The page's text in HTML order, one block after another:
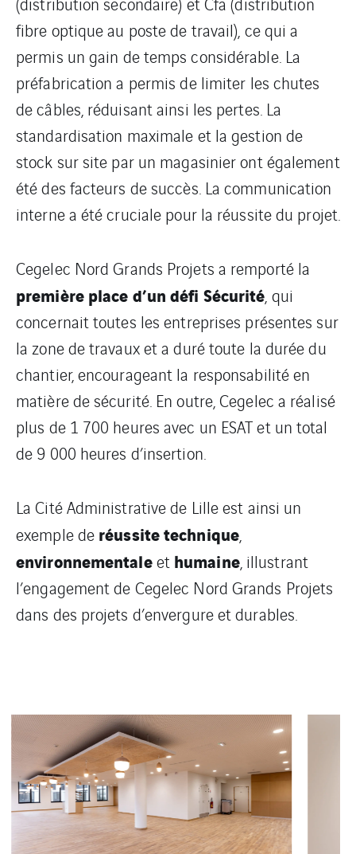
fibre optique au poste de travail), ce qui a
permis un gain de temps considérable. La
préfabrication a permis de limiter les chutes
de câbles, réduisant ainsi les pertes. La
standardisation maximale et la gestion de
stock sur site par un magasinier ont également
été des facteurs de succès. La communication
interne a été cruciale pour la réussite du projet.
Cegelec Nord Grands Projets a remporté la
première place d’un défi Sécurité, qui
concernait toutes les entreprises présentes sur
la zone de travaux et a duré toute la durée du
chantier, encourageant la responsabilité en
matière de sécurité. En outre, Cegelec a réalisé
plus de 1 700 heures avec un ESAT et un total
de 9 000 heures d’insertion.
La Cité Administrative de Lille est ainsi un
exemple de réussite technique,
environnementaleet humaine, illustrant
l’engagement de Cegelec Nord Grands Projets
dans des projets d’envergure et durables.